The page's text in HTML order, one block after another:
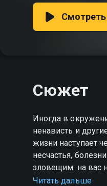
Смотреть
Сюжет
Иногда в
ненависть и
жизни наступает
несчастья,
зловещим: на вас
Читать дальше